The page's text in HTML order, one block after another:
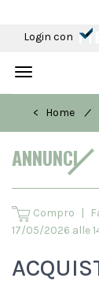
Login con
Toggle
< Home
/
ANNUNCI
Compro |
17/05/2026 alle